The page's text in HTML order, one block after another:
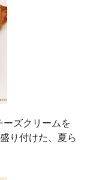
ーズクリームを
り付けた、夏ら